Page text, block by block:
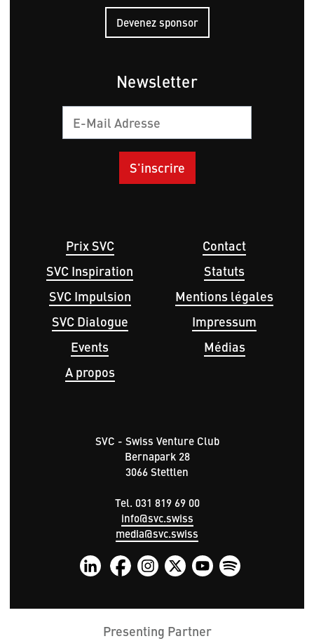
Devenez sponsor
Newsletter
Hauptnavigation
Prix SVC
SVC Inspiration
SVC Impulsion
SVC Dialogue
Events
A propos
page
Contact
Statuts
Mentions légales
Impressum
Médias
SVC - Swiss Venture Club
Bernapark 28
3066 Stettlen
Tel. 031 819 69 00
info@svc.swiss
media@svc.swiss
Presenting Partner